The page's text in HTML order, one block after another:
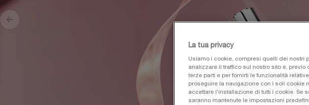
La tua privacy
Usiamo i cookie, compresi quelli dei nostri
analizzare il traffico sul nostro sito e,
terze parti e per fornirti le funzionalità
proseguire la navigazione con i soli cookie
accettare l’installazione di tutti i cookie.
saranno mantenute le impostazioni